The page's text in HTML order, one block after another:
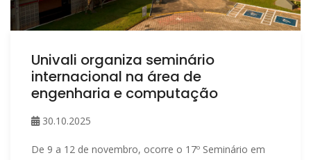
Univali organiza seminário
internacional na área de
engenharia e computação
30.10.2025
De 9 a 12 de novembro, ocorre o 17º Seminário em